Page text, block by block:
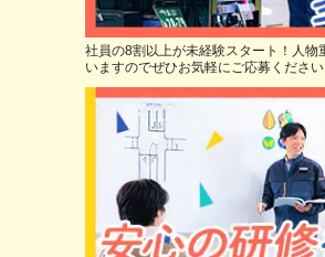
社員の8割以上が未経験スタート！人物
いますのでぜひお気軽にご応募ください